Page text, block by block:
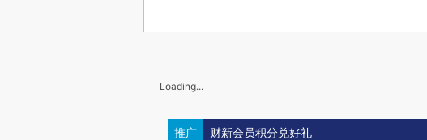
Loading...
推广 财新会员积分兑好礼